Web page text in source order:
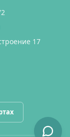
17